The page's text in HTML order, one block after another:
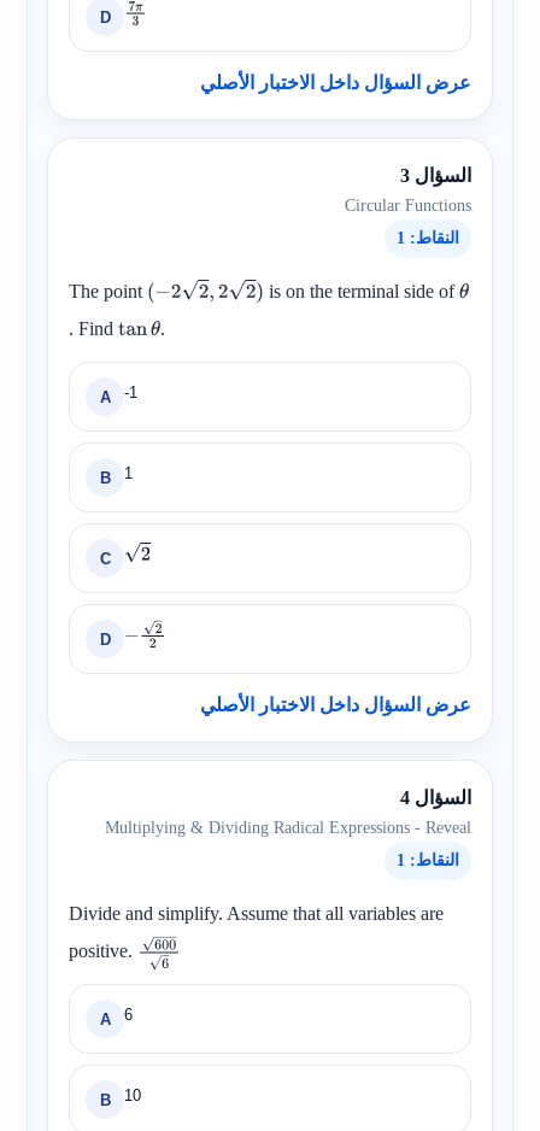
D 7π
عرض السؤال داخل الاختبار الأصلي
السؤال 3
Circular Functions
النقاط: 1
The point(−22,22) is on the terminal side ofθ
. Findtanθ .
A -1
B 1
C 2
D −22
عرض السؤال داخل الاختبار الأصلي
السؤال 4
Multiplying & Dividing Radical Expressions - Reveal
النقاط: 1
Divide and simplify. Assume that all variables are
positive. 6006
A 6
B 10